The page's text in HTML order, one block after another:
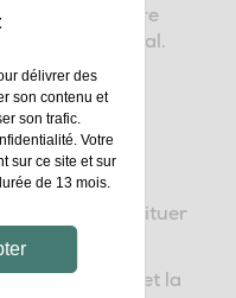
continuité entre
final.
DU
MAÎTRE
à se substituer
l’intention et la
délivrer des
son contenu et
son trafic.
. Votre
sur ce site et sur
de 13 mois.